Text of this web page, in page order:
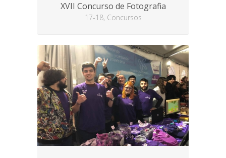
XVII Concurso de Fotografia
17-18, Concursos